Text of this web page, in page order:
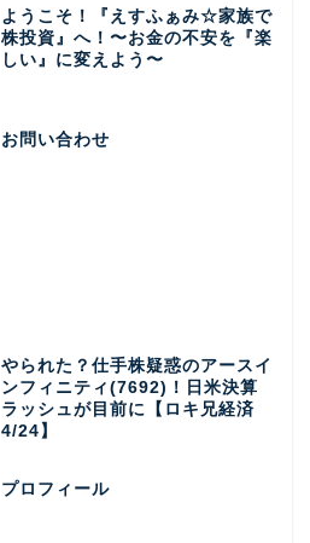
ようこそ！『えすふぁみ☆家族で
株投資』へ！〜お金の不安を『楽
しい』に変えよう〜
お問い合わせ
やられた？仕手株疑惑のアースイ
ンフィニティ(7692)！日米決算
ラッシュが目前に【ロキ兄経済
4/24】
プロフィール